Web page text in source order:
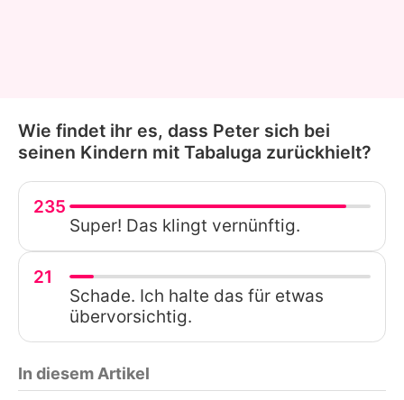
Wie findet ihr es, dass Peter sich bei
seinen Kindern mit Tabaluga zurückhielt?
235
Super! Das klingt vernünftig.
21
Schade. Ich halte das für etwas
übervorsichtig.
In diesem Artikel